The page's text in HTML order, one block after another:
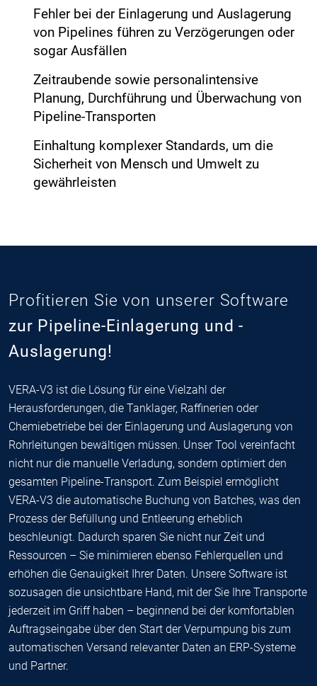
Fehler bei der Einlagerung und Auslagerung
von Pipelines führen zu Verzögerungen oder
sogar Ausfällen
Zeitraubende sowie personalintensive
Planung, Durchführung und Überwachung von
Pipeline-Transporten
Einhaltung komplexer Standards, um die
Sicherheit von Mensch und Umwelt zu
gewährleisten
Profitieren Sie von unserer Software
zur Pipeline-Einlagerung und -
Auslagerung!
VERA-V3 ist die Lösung für eine Vielzahl der
Herausforderungen, die Tanklager, Raffinerien oder
Chemiebetriebe bei der Einlagerung und Auslagerung von
Rohrleitungen bewältigen müssen. Unser Tool vereinfacht
nicht nur die manuelle Verladung, sondern optimiert den
gesamten Pipeline-Transport. Zum Beispiel ermöglicht
VERA-V3 die automatische Buchung von Batches, was den
Prozess der Befüllung und Entleerung erheblich
beschleunigt. Dadurch sparen Sie nicht nur Zeit und
Ressourcen – Sie minimieren ebenso Fehlerquellen und
erhöhen die Genauigkeit Ihrer Daten. Unsere Software ist
sozusagen die unsichtbare Hand, mit der Sie Ihre Transporte
jederzeit im Griff haben – beginnend bei der komfortablen
Auftragseingabe über den Start der Verpumpung bis zum
automatischen Versand relevanter Daten an ERP-Systeme
und Partner.